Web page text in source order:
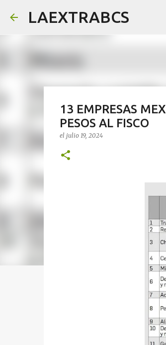
LAEXTRABCS
13 EMPRESAS
PESOS AL FISCO
el julio 19, 2024